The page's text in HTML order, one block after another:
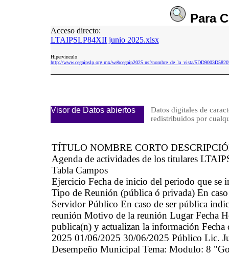
Para
Acceso directo:
LTAIPSLP84XII junio 2025.xlsx
Hipervinculo
http://www.cegaipslp.org.mx/webcegaip2025.nsf/nombre_de_la_vista/
Visor de Datos abiertos
Datos digitales de
redistribuidos por
TÍTULO NOMBRE CORTO
Agenda de actividades de los titulares
Tabla Campos
Ejercicio Fecha de inicio del periodo que se
Tipo de Reunión (pública ó privada) En
Servidor Público En caso de ser pública
reunión Motivo de la reunión Lugar Fecha
publica(n) y actualizan la información
2025 01/06/2025 30/06/2025 Público Lic.
Desempeño Municipal Tema: Modulo: 8